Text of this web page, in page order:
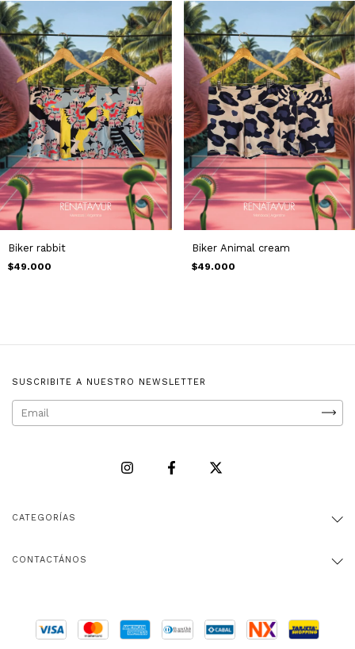
Biker rabbit
$49.000
Biker Animal cream
$49.000
SUSCRIBITE A NUESTRO NEWSLETTER
CATEGORÍAS
CONTACTÁNOS